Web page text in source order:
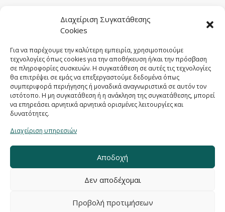
Διαχείριση Συγκατάθεσης
Cookies
Για να παρέχουμε την καλύτερη εμπειρία, χρησιμοποιούμε
τεχνολογίες όπως cookies για την αποθήκευση ή/και την πρόσβαση
σε πληροφορίες συσκευών. Η συγκατάθεση σε αυτές τις τεχνολογίες
θα επιτρέψει σε εμάς να επεξεργαστούμε δεδομένα όπως
συμπεριφορά περιήγησης ή μοναδικά αναγνωριστικά σε αυτόν τον
ιστότοπο. Η μη συγκατάθεση ή η ανάκληση της συγκατάθεσης, μπορεί
να επηρεάσει αρνητικά αρνητικά ορισμένες λειτουργίες και
δυνατότητες.
Διαχείριση υπηρεσιών
Αποδοχή
Δεν αποδέχομαι
Προβολή προτιμήσεων
Μηριόνου 5-7, Αθήνα 104 41
Email:sales@sygometal.gr
Τηλέφωνο: (+30) 210 3456062 / (+30) 210
3456025
Fax: (+30) 210 3456422